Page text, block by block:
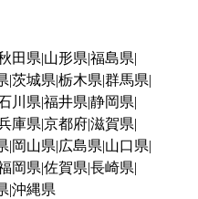
田県 山形県 福島県
茨城県 栃木県 群馬県
川県 福井県 静岡県
庫県 京都府滋賀県
岡山県 広島県 山口県
岡県 佐賀県 長崎県
沖縄県